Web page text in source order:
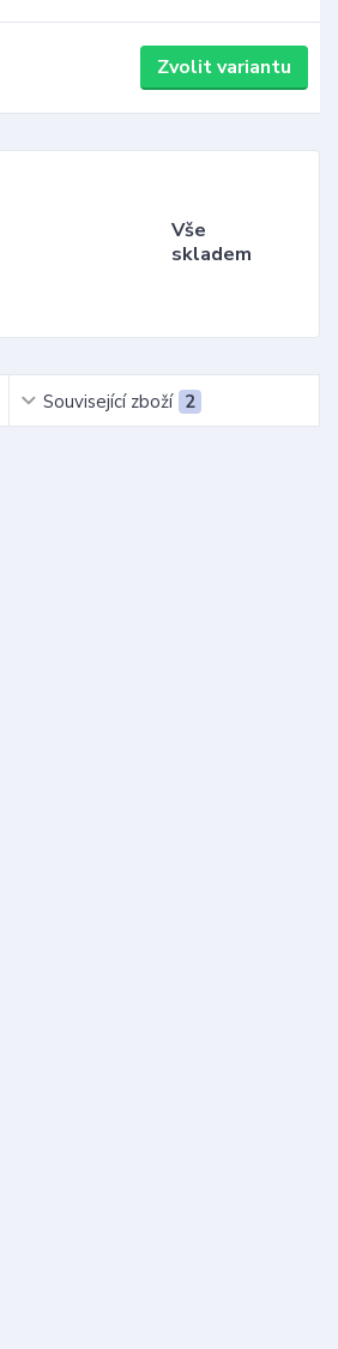
Zvolit variantu
Vše
skladem
Související zboží 2